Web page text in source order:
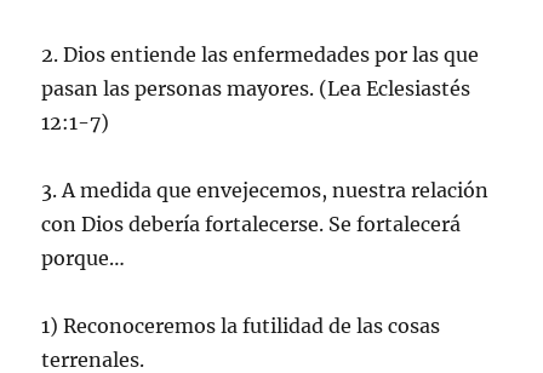
2. Dios entiende las enfermedades por las que
pasan las personas mayores. (Lea Eclesiastés
12:1-7)
3. A medida que envejecemos, nuestra relación
con Dios debería fortalecerse. Se fortalecerá
porque…
1) Reconoceremos la futilidad de las cosas
terrenales.